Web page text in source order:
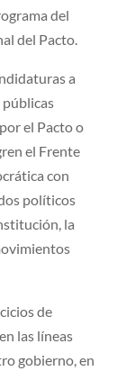
del
del Pacto.
a
el Pacto o
el Frente
con
políticos
la
de
las líneas
gobierno, en